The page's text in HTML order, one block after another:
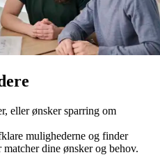
eller ønsker sparring om
mulighederne og finder
dine ønsker og behov.